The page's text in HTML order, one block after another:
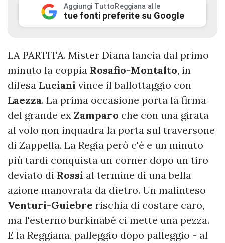
Aggiungi TuttoReggiana alle
tue fonti preferite su Google
LA PARTITA. Mister Diana lancia dal primo
minuto la coppia Rosafio-Montalto, in
difesa Luciani vince il ballottaggio con
Laezza. La prima occasione porta la firma
del grande ex Zamparo che con una girata
al volo non inquadra la porta sul traversone
di Zappella. La Regia però c'è e un minuto
più tardi conquista un corner dopo un tiro
deviato di Rossi al termine di una bella
azione manovrata da dietro. Un malinteso
Venturi-Guiebre rischia di costare caro,
ma l'esterno burkinabé ci mette una pezza.
E la Reggiana, palleggio dopo palleggio - al